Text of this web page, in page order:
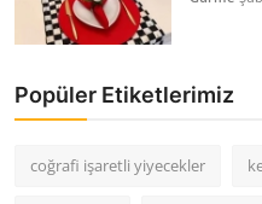
Popüler Etiketlerimiz
coğrafi işaretli yiyecekler